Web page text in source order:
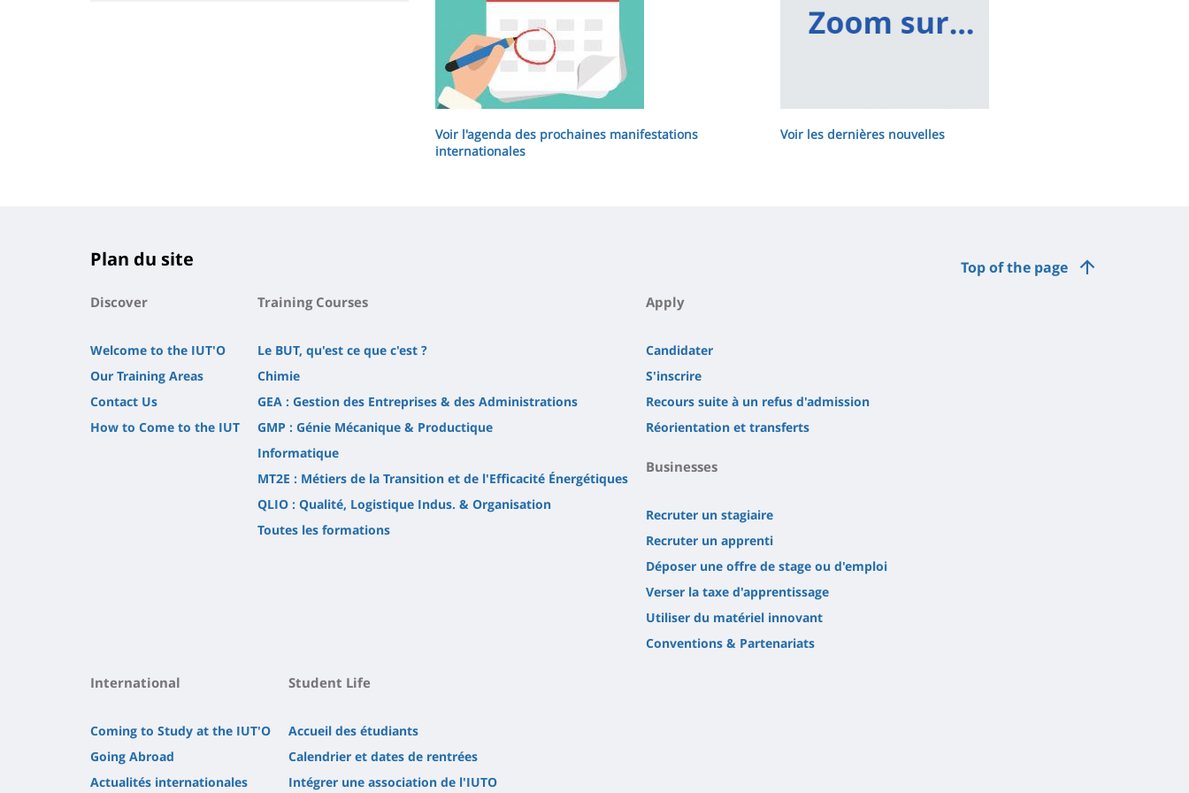
page
principale
Voir l'agenda des prochaines manifestations
internationales
Voir les dernières nouvelles
Top of the page
Plan du site
Discover
Welcome to the IUT'O
Our Training Areas
Contact Us
How to Come to the IUT
Training Courses
Le BUT, qu'est ce que c'est ?
Chimie
GEA : Gestion des Entreprises & des Administrations
GMP : Génie Mécanique & Productique
Informatique
MT2E : Métiers de la Transition et de l'Efficacité Énergétiques
QLIO : Qualité, Logistique Indus. & Organisation
Toutes les formations
Apply
Candidater
S'inscrire
Recours suite à un refus d'admission
Réorientation et transferts
Businesses
Recruter un stagiaire
Recruter un apprenti
Déposer une offre de stage ou d'emploi
Verser la taxe d'apprentissage
Utiliser du matériel innovant
Conventions & Partenariats
International
Coming to Study at the IUT'O
Going Abroad
Actualités internationales
Student Life
Accueil des étudiants
Calendrier et dates de rentrées
Intégrer une association de l'IUTO